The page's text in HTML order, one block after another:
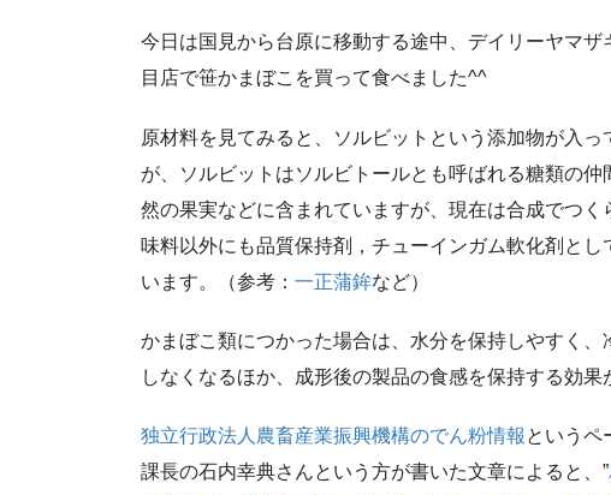
今日は国見から台原に移動する途中、デイリーヤマザ
目店で笹かまぼこを買って食べました^^
原材料を見てみると、ソルビットという添加物が入っ
が、ソルビットはソルビトールとも呼ばれる糖類の仲
然の果実などに含まれていますが、現在は合成でつく
味料以外にも品質保持剤，チューインガム軟化剤とし
います。（参考： 一正蒲鉾など）
かまぼこ類につかった場合は、水分を保持しやすく、
しなくなるほか、成形後の製品の食感を保持する効果
独立行政法人農畜産業振興機構のでん粉情報 というペ
課長の石内幸典さんという方が書いた文章によると、”